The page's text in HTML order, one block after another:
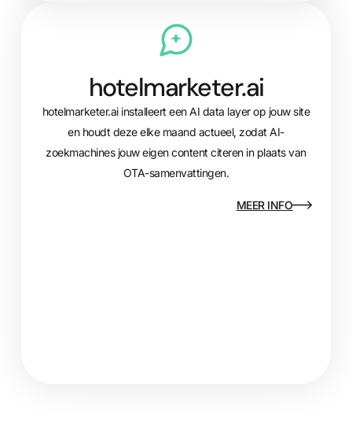
hotelmarketer.ai
hotelmarketer.ai installeert een AI data layer op jouw site
en houdt deze elke maand actueel, zodat AI-
zoekmachines jouw eigen content citeren in plaats van
OTA-samenvattingen.
MEER INFO